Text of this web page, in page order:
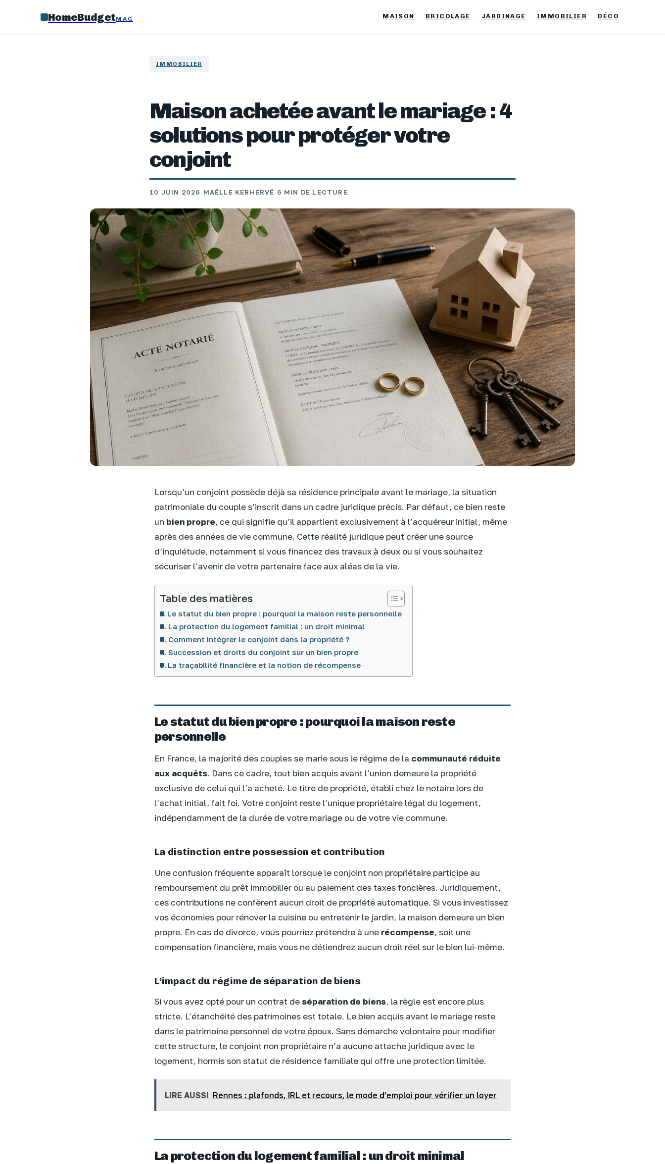
HomeBudgetMAG MAISON BRICOLAGE JARDINAGE IMMOBILIER DÉCO
IMMOBILIER
Maison achetée avant le mariage : 4
solutions pour protéger votre
conjoint
10 JUIN 2026· MAËLLE KERHERVÉ· 6 MIN DE LECTURE
Lorsqu’un conjoint possède déjà sa résidence principale avant le mariage, la situation
patrimoniale du couple s’inscrit dans un cadre juridique précis. Par défaut, ce bien reste
un bien propre, ce qui signifie qu’il appartient exclusivement à l’acquéreur initial, même
après des années de vie commune. Cette réalité juridique peut créer une source
d’inquiétude, notamment si vous financez des travaux à deux ou si vous souhaitez
sécuriser l’avenir de votre partenaire face aux aléas de la vie.
Table des matières
Le statut du bien propre : pourquoi la maison reste personnelle
La protection du logement familial : un droit minimal
Comment intégrer le conjoint dans la propriété ?
Succession et droits du conjoint sur un bien propre
La traçabilité financière et la notion de récompense
Le statut du bien propre : pourquoi la maison reste
personnelle
En France, la majorité des couples se marie sous le régime de la communauté réduite
aux acquêts. Dans ce cadre, tout bien acquis avant l’union demeure la propriété
exclusive de celui qui l’a acheté. Le titre de propriété, établi chez le notaire lors de
l’achat initial, fait foi. Votre conjoint reste l’unique propriétaire légal du logement,
indépendamment de la durée de votre mariage ou de votre vie commune.
La distinction entre possession et contribution
Une confusion fréquente apparaît lorsque le conjoint non propriétaire participe au
remboursement du prêt immobilier ou au paiement des taxes foncières. Juridiquement,
ces contributions ne confèrent aucun droit de propriété automatique. Si vous investissez
vos économies pour rénover la cuisine ou entretenir le jardin, la maison demeure un bien
propre. En cas de divorce, vous pourriez prétendre à une récompense, soit une
compensation financière, mais vous ne détiendrez aucun droit réel sur le bien lui-même.
L’impact du régime de séparation de biens
Si vous avez opté pour un contrat deséparation de biens, la règle est encore plus
stricte. L’étanchéité des patrimoines est totale. Le bien acquis avant le mariage reste
dans le patrimoine personnel de votre époux. Sans démarche volontaire pour modifier
cette structure, le conjoint non propriétaire n’a aucune attache juridique avec le
logement, hormis son statut de résidence familiale qui offre une protection limitée.
LIRE AUSSI Rennes : plafonds, IRL et recours, le mode d’emploi pour vérifier un loyer
La protection du logement familial : un droit minimal